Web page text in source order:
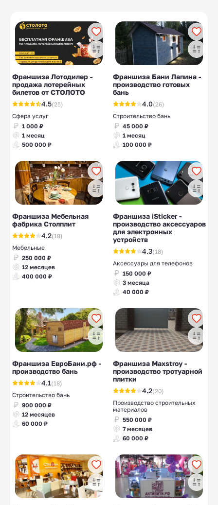
Производство
моющих средств
10
Магазины
инструментов
11
Производство
туалетной бумаги
10 Производство воды 10
Сантехника Узбекская кухня 10
Франшиза Лотодилер -
продажа лотерейных
билетов от СТОЛОТО
4.5(25)
Сфера услуг
1 000 ₽
1 месяц
500 000 ₽
Франшиза Бани Лапина -
производство готовых
бань
4.0(26)
Строительство бань
45 000 ₽
1 месяц
100 000 ₽
Франшиза Мебельная
фабрика Столплит
4.2(18)
Мебельные
250 000 ₽
12 месяцев
400 000 ₽
Франшиза iSticker -
производство аксессуаров
для электронных
устройств
4.3(18)
Аксессуары для телефонов
150 000 ₽
3 месяца
40 000 ₽
Франшиза ЕвроБани.рф -
производство бань
4.1(18)
Строительство бань
900 000 ₽
12 месяцев
60 000 ₽
Франшиза Maxstroy -
производство тротуарной
плитки
4.2(20)
Производство строительных
материалов
550 000 ₽
7 месяцев
60 000 ₽